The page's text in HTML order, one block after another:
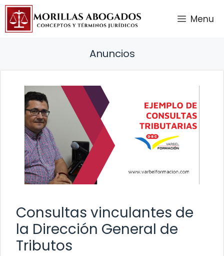
Saltar
contenido
Menu
Anuncios
Consultas vinculantes de
la Dirección General de
Tributos